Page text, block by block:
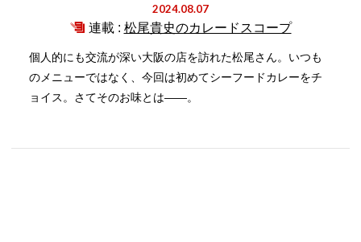
2024.08.07
連載 : 松尾貴史のカレードスコープ
個人的にも交流が深い大阪の店を訪れた松尾さん。いつも
のメニューではなく、今回は初めてシーフードカレーをチ
ョイス。さてそのお味とは――。